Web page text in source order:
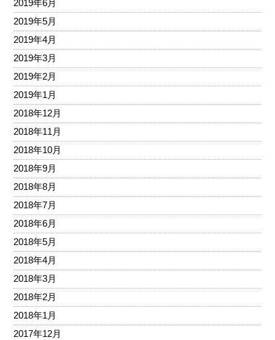
2019年6月
2019年5月
2019年4月
2019年3月
2019年2月
2019年1月
2018年12月
2018年11月
2018年10月
2018年9月
2018年8月
2018年7月
2018年6月
2018年5月
2018年4月
2018年3月
2018年2月
2018年1月
2017年12月